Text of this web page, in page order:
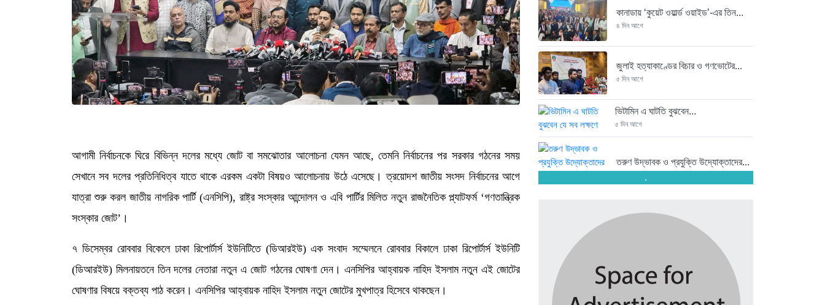
আগামী নির্বাচনকে ঘিরে বিভিন্ন দলের মধ্যে জোট বা সমঝোতার আলোচনা যেমন আছে, তেমনি নির্বাচনের পর সরকার গঠনের সময়
সেখানে সব দলের প্রতিনিধিত্ব যাতে থাকে এরকম একটা বিষয়ও আলোচনায় উঠে এসেছে। ত্রয়োদশ জাতীয় সংসদ নির্বাচনের আগে
যাত্রা শুরু করল জাতীয় নাগরিক পার্টি (এনসিপি), রাষ্ট্র সংস্কার আন্দোলন ও এবি পার্টির মিলিত নতুন রাজনৈতিক প্ল্যাটফর্ম ‘গণতান্ত্রিক
সংস্কার জোট’।
৭ ডিসেম্বর রোববার বিকেলে ঢাকা রিপোর্টার্স ইউনিটিতে (ডিআরইউ) এক সংবাদ সম্মেলনে রোববার বিকালে ঢাকা রিপোর্টার্স ইউনিটি
(ডিআরইউ) মিলনায়তনে তিন দলের নেতারা নতুন এ জোট গঠনের ঘোষণা দেন। এনসিপির আহ্বায়ক নাহিদ ইসলাম নতুন এই জোটের
ঘোষণার বিষয়ে বক্তব্য পাঠ করেন। এনসিপির আহ্বায়ক নাহিদ ইসলাম নতুন জোটের মুখপাত্র হিসেবে থাকছেন।
কানাডায় ‘কুয়েট ওয়ার্ল্ড ওয়াইড’-এর তিন...
৪ দিন আগে
জুলাই হত্যাকাণ্ডের বিচার ও গণভোটের...
৫ দিন আগে
ভিটামিন এ ঘাটতি বুঝবেন...
৫ দিন আগে
তরুণ উদ্ভাবক ও প্রযুক্তি উদ্যোক্তাদের...
মাদরাসাকে অবহেলা করা শুরু মুজিব...
বাংলাদেশে এসে মার্কিন দূতের ভারতের...
.